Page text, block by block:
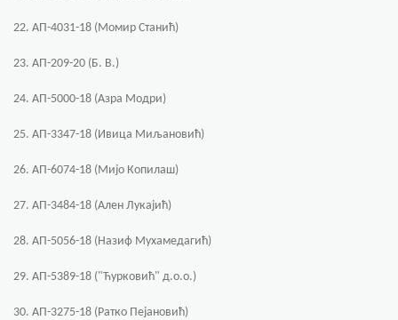
22. АП-4031-18 (Момир Станић)
23. АП-209-20 (Б. В.)
24. АП-5000-18 (Азра Модри)
25. АП-3347-18 (Ивица Миљановић)
26. АП-6074-18 (Мијо Копилаш)
27. АП-3484-18 (Ален Лукајић)
28. АП-5056-18 (Назиф Мухамедагић)
29. АП-5389-18 ("Ћурковић" д.о.о.)
30. АП-3275-18 (Ратко Пејановић)